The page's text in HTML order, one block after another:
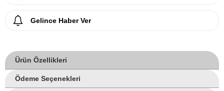
Gelince Haber Ver
Ürün Özellikleri
Ödeme Seçenekleri